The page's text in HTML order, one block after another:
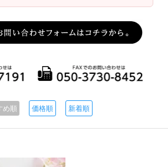
め順 価格順 新着順